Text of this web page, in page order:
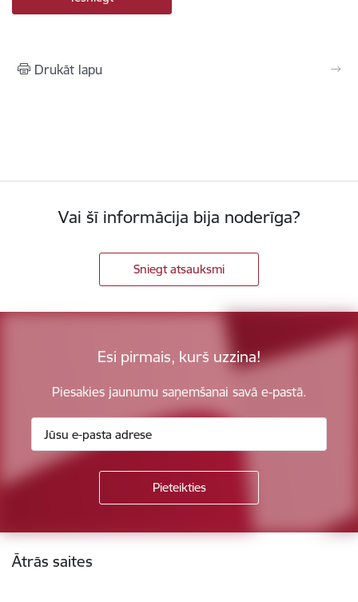
Drukāt lapu
Vai šī informācija bija noderīga?
Sniegt atsauksmi
Esi pirmais, kurš uzzina!
Piesakies jaunumu saņemšanai savā e-pastā.
Kājene
Ātrās saites